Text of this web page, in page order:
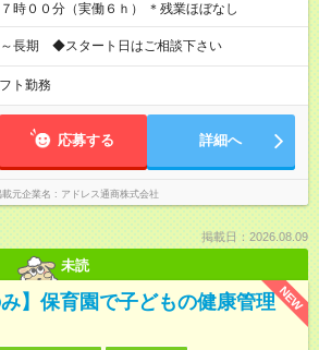
時００分～１７時００分（実働６ｈ） ＊残業ほぼなし
～長期 ◆スタート日はご相談下さい
ト勤務
応募する 詳細へ
載元企業名 アドレス通商株式会社
掲載日：2026.08.09
未読
NEW
み】保育園で子どもの健康管理